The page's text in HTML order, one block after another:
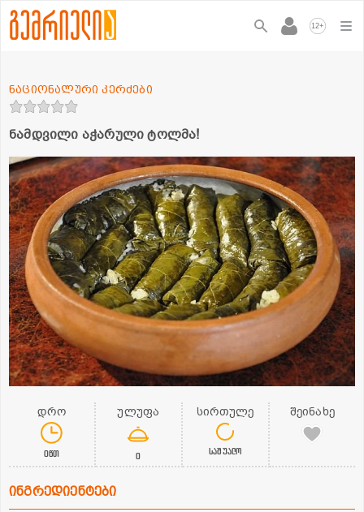
12+
ნამდვილი აჭარული ტოლმა!
ნაციონალური კერძები
დრო
0წთ
ულუფა
0
სირთულე
საშუალო
შეინახე
ინგრედიენტები